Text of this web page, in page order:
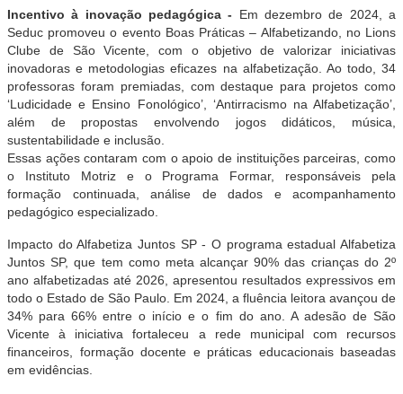
Incentivo à inovação pedagógica - Em dezembro de 2024, a
Seduc promoveu o evento Boas Práticas – Alfabetizando, no Lions
Clube de São Vicente, com o objetivo de valorizar iniciativas
inovadoras e metodologias eficazes na alfabetização. Ao todo, 34
professoras foram premiadas, com destaque para projetos como
‘Ludicidade e Ensino Fonológico’, ‘Antirracismo na Alfabetização’,
além de propostas envolvendo jogos didáticos, música,
sustentabilidade e inclusão.
Essas ações contaram com o apoio de instituições parceiras, como
o Instituto Motriz e o Programa Formar, responsáveis pela
formação continuada, análise de dados e acompanhamento
pedagógico especializado.
Impacto do Alfabetiza Juntos SP - O programa estadual Alfabetiza
Juntos SP, que tem como meta alcançar 90% das crianças do 2º
ano alfabetizadas até 2026, apresentou resultados expressivos em
todo o Estado de São Paulo. Em 2024, a fluência leitora avançou de
34% para 66% entre o início e o fim do ano. A adesão de São
Vicente à iniciativa fortaleceu a rede municipal com recursos
financeiros, formação docente e práticas educacionais baseadas
em evidências.